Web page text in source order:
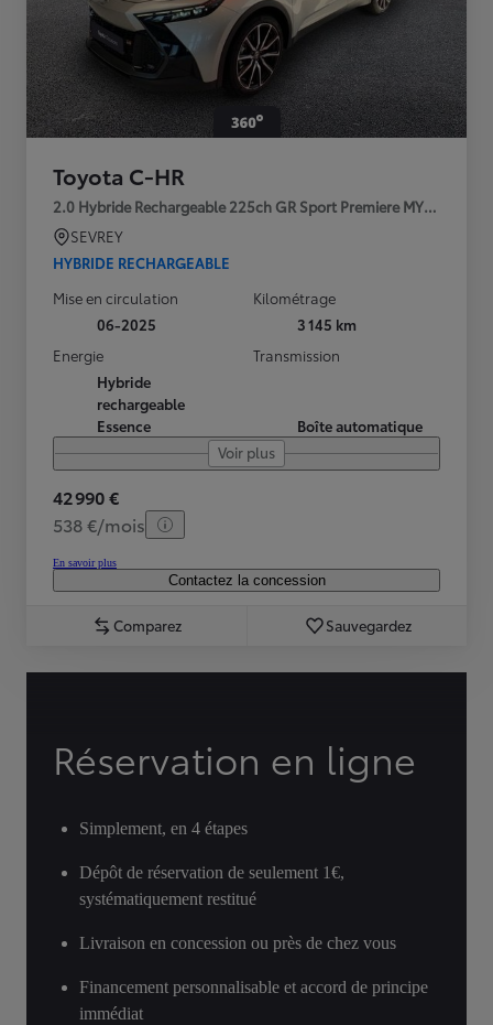
Toyota C-HR
2.0 Hybride Rechargeable 225ch GR Sport Premiere MY25
SEVREY
HYBRIDE RECHARGEABLE
Mise en circulation
06-2025
Kilométrage
3 145 km
Energie
Hybride
rechargeable
Essence
Transmission
Boîte automatique
Voir plus
42 990 €
538 €/mois
En savoir plus
Contactez la concession
Comparez Sauvegardez
Réservation en ligne
Simplement, en 4 étapes
Dépôt de réservation de seulement 1€,
systématiquement restitué
Livraison en concession ou près de chez vous
Financement personnalisable et accord de principe
immédiat